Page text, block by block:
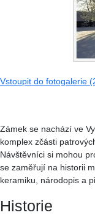
Vstoupit do fotogalerie
Zámek se nachází ve
komplex zčásti
Návštěvníci si mohou
se zaměřují na historii
keramiku, národopis a
Historie